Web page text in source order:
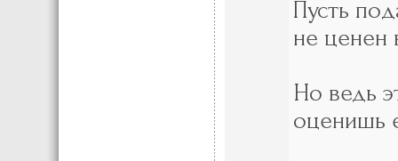
Пусть
не ценен
Но ведь
оценишь